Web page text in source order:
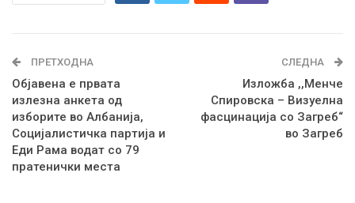
ПРЕТХОДНА
Објавена е првата
излезна анкета од
изборите во Албанија,
Социјалистичка партија и
Еди Рама водат со 79
пратенички места
СЛЕДНА
Изложба ,,Менче
Спировска – Визуелна
фасцинација со Загреб“
во Загреб